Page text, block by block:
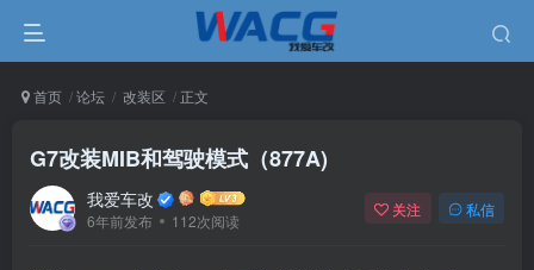
首页 论坛 改装区 正文
G7改装MIB和驾驶模式（877A)
我爱车改
6年前发布 112次阅读
关注 私信